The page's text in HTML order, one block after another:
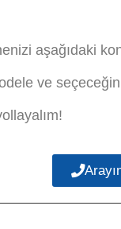
aşağıdaki
ve